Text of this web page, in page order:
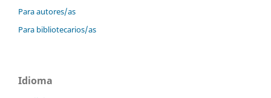
Para autores/as
Para bibliotecarios/as
Idioma